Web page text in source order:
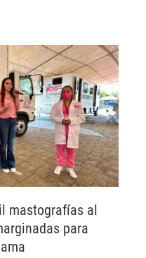
mastografías al
para